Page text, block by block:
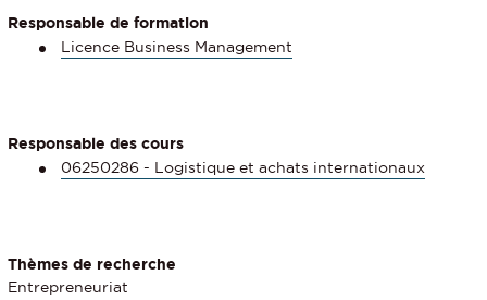
Responsable de formation
Licence Business Management
Responsable des cours
06250286 - Logistique et achats internationaux
Thèmes de recherche
Entrepreneuriat